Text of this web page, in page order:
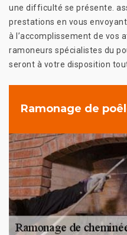
une difficulté se présente.
prestations en vous
à l’accomplissement de vos
ramoneurs spécialistes du
seront à votre disposition tout
Ramonage de